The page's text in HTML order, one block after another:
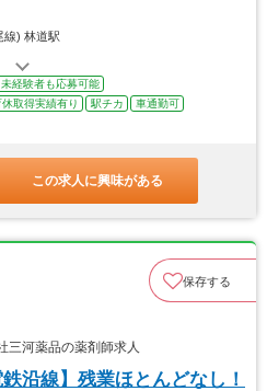
線) 林道駅
未経験者も応募可能
取得実績有り 駅チカ
車通勤可
この求人に興味がある
保存する
河薬品の薬剤師求人
沿線】残業ほとんどなし！